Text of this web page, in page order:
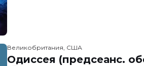
Великобритания, США
Одиссея (предсеанс.